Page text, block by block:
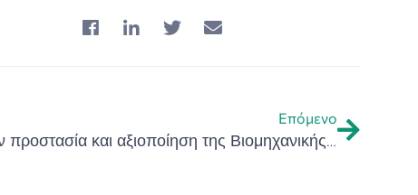
Επόμενο
Ενημερωτική εκδήλωση για την προστασία και αξιοποίηση της Βιομηχανικής Ιδιοκτησίας σε Εθνικό και Ευρωπαϊκό Επίπεδο